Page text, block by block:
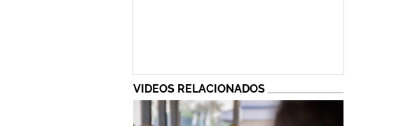
VIDEOS RELACIONADOS